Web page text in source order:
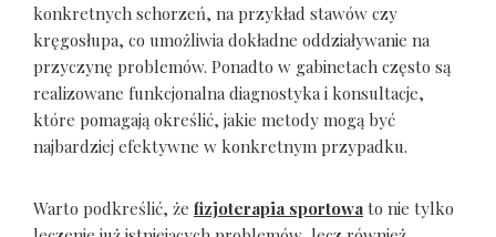
konkretnych schorzeń, na przykład stawów czy
kręgosłupa, co umożliwia dokładne oddziaływanie na
przyczynę problemów. Ponadto w gabinetach często są
realizowane funkcjonalna diagnostyka i konsultacje,
które pomagają określić, jakie metody mogą być
najbardziej efektywne w konkretnym przypadku.
Warto podkreślić, że fizjoterapia sportowa to nie tylko